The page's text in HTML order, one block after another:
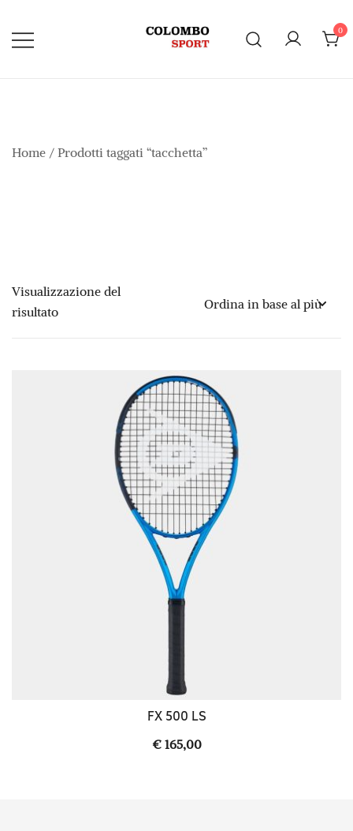
contenuto
0
Home / Prodotti taggati “tacchetta”
Visualizzazione del
risultato
FX 500 LS
€165,00